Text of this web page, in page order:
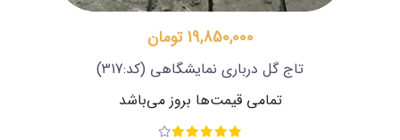
19,850,000 تومان
تاج گل درباری نمایشگاهی (کد:317)
تمامی قیمت‌ها بروز می‌باشد